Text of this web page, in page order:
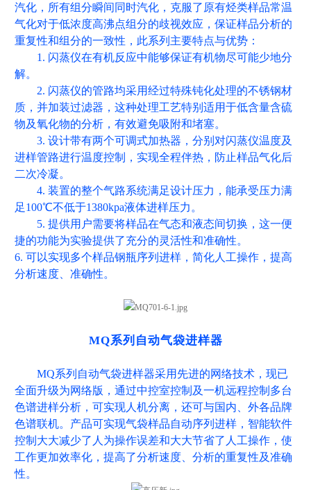
汽化，所有组分瞬间同时汽化，克服了原有烃类样品常温
气化对于低浓度高沸点组分的歧视效应，保证样品分析的
重复性和组分的一致性 ，此系列主要特点与优势：
1. 闪蒸仪在有机反应中能够保证有机物尽可能少地分
解。
2. 闪蒸仪的管路均采用经过特殊钝化处理的不锈钢材
质，并加装过滤器，这种处理工艺特别适用于低含量含硫
物及氧化物的分析，有效避免吸附和堵塞。
3.设计带有两个可调式加热器，分别对闪蒸仪温度及
进样管路进行温度控制，实现全程伴热，防止样品气化后
二次冷凝。
4.装置的整个气路系统满足设计压力，能承受压力满
足100℃不低于1380kpa液体进样压力。
5.提供用户需要将样品在气态和液态间切换，这一便
捷的功能为实验提供了充分的灵活性和准确性。
6. 可以实现多个样品钢瓶序列进样，简化人工操作，提高
分析速度、准确性。
MQ系列自动气袋进样器
MQ系列自动气袋进样器采用先进的网络技术，现已
全面升级为网络版，通过中控室控制及一机远程控制多台
色谱进样分析，可实现人机分离，还可与国内、外各品牌
色谱联机。产品可实现气袋样品自动序列进样，智能软件
控制大大减少了人为操作误差和大大节省了人工操作，使
工作更加效率化，提高了分析速度、分析的重复性及准确
性。